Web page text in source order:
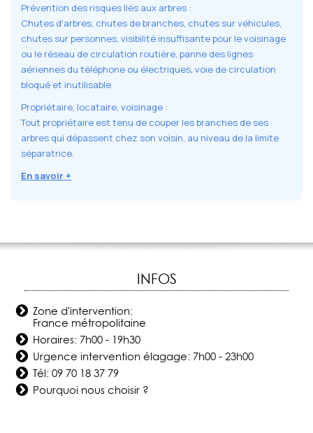
Prévention des risques liés aux arbres :
Chutes d'arbres, chutes de branches, chutes sur véhicules,
chutes sur personnes, visibilité insuffisante pour le voisinage
ou le réseau de circulation routière, panne des lignes
aériennes du téléphone ou électriques, voie de circulation
bloqué et inutilisable.
Propriétaire, locataire, voisinage :
Tout propriétaire est tenu de couper les branches de ses
arbres qui dépassent chez son voisin, au niveau de la limite
séparatrice.
En savoir +
INFOS
Zone d'intervention:
France métropolitaine
Horaires: 7h00 - 19h30
Urgence intervention élagage: 7h00 - 23h00
Tél:09 70 18 37 79
Pourquoi nous choisir ?